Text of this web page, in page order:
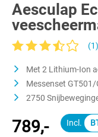
Aesculap
Met 2 Lithium-Ion
Messenset
2750
789,-